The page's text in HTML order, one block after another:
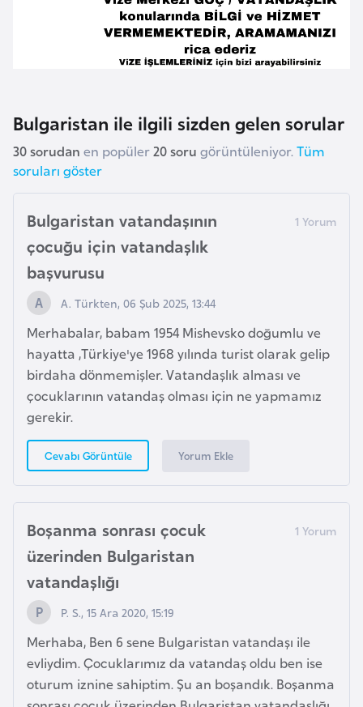
Bulgaristan ile ilgili sizden gelen sorular
30 sorudan en popüler20 soru görüntüleniyor. Tüm
soruları göster
Bulgaristan vatandaşının
çocuğu için vatandaşlık
başvurusu
A. Türkten, 06 Şub 2025, 13:44
Merhabalar, babam 1954 Mishevsko doğumlu ve
hayatta ,Türkiye'ye 1968 yılında turist olarak gelip
birdaha dönmemişler. Vatandaşlık alması ve
çocuklarının vatandaş olması için ne yapmamız
gerekir.
Cevabı Görüntüle Yorum Ekle
Boşanma sonrası çocuk
üzerinden Bulgaristan
vatandaşlığı
P. S., 15 Ara 2020, 15:19
Merhaba, Ben 6 sene Bulgaristan vatandaşı ile
evliydim. Çocuklarımız da vatandaş oldu ben ise
oturum iznine sahiptim. Şu an boşandık. Boşanma
u
s
e
l
ç
k
a
B
e
n
i
o
s
a
H
e
r
s
e